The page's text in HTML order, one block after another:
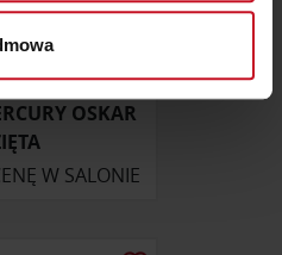
tego, jak Twoje osobiste
własne preferencje w
w dowolnej chwili.
do spersonalizowania treści
społecznościowe i
OSKAR
W SALONIE